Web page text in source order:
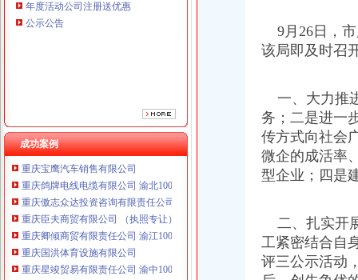
年度活动公司注册送优惠
公示公告
成功案例
重庆鸽牌电线电缆有限公司 渝北10010万 (进出口权)
重庆傲志众达投资咨询有限责任公司 渝九1000万 （增资）
重庆臣夫商贸有限公司 （执照专让）
重庆卿倾商贸有限责任公司 渝江100万 （工商注册）
重庆国洪体育设施有限公司
重庆星竣贸易有限责任公司 渝中100万 （进出口权）
重庆海谛升进出口贸易有限公司 渝北100万 （进出口权）
9月26日，市
该局即及时召
一、大力推
务；二是进一
传方式向社会
微企的成活率
型企业；四是
二、扎实开
工紧密结合自
评三公示活动